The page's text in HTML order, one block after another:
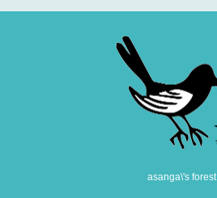
asanga\'s forest